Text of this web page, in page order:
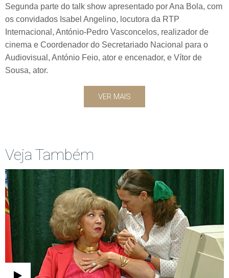
Segunda parte do talk show apresentado por Ana Bola, com
os convidados Isabel Angelino, locutora da RTP
Internacional, António-Pedro Vasconcelos, realizador de
cinema e Coordenador do Secretariado Nacional para o
Audiovisual, António Feio, ator e encenador, e Vítor de
Sousa, ator.
VER MAIS
Veja Também